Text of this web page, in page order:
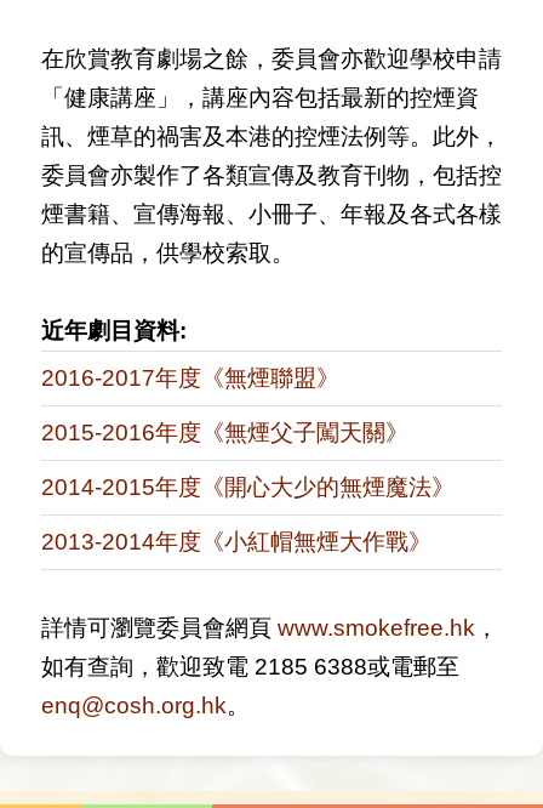
在欣賞教育劇場之餘，委員會亦歡迎學校申請
「健康講座」，講座內容包括最新的控煙資
訊、煙草的禍害及本港的控煙法例等。此外，
委員會亦製作了各類宣傳及教育刊物，包括控
煙書籍、宣傳海報、小冊子、年報及各式各樣
的宣傳品，供學校索取。
近年劇目資料:
2016-2017年度《無煙聯盟》
2015-2016年度《無煙父子闖天關》
2014-2015年度《開心大少的無煙魔法》
2013-2014年度《小紅帽無煙大作戰》
詳情可瀏覽委員會網頁 www.smokefree.hk ，
如有查詢，歡迎致電 2185 6388或電郵至
enq@cosh.org.hk。